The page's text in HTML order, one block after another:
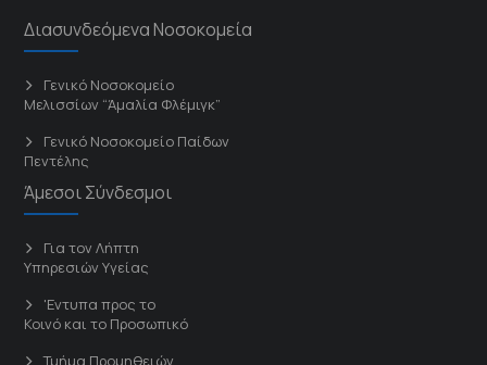
Διασυνδεόμενα Νοσοκομεία
Γενικό Νοσοκομείο
Μελισσίων “Άμαλία Φλέμιγκ”
Γενικό Νοσοκομείο Παίδων
Πεντέλης
Άμεσοι Σύνδεσμοι
Για τον Λήπτη
Υπηρεσιών Υγείας
'Εντυπα προς το
Κοινό και το Προσωπικό
Τμήμα Προμηθειών